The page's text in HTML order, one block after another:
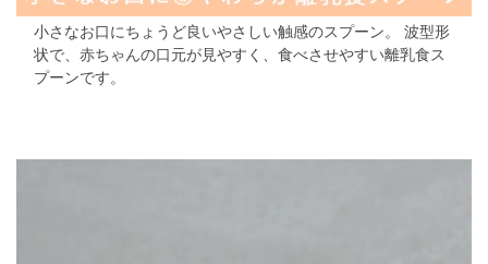
小さなお口にちょうど良いやさしい触感のスプーン。
波型形
状で、赤ちゃんの口元が見やすく、食べさせやすい離乳食ス
プーンです。